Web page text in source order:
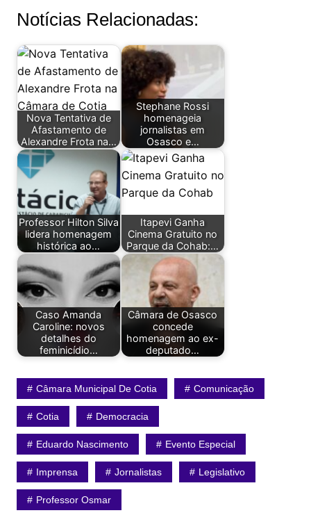
Notícias Relacionadas:
Nova Tentativa de
Afastamento de
Alexandre Frota na…
Stephane Rossi
homenageia
jornalistas em
Osasco e…
Professor Hilton Silva
lidera homenagem
histórica ao…
Itapevi Ganha
Cinema Gratuito no
Parque da Cohab:…
Caso Amanda
Caroline: novos
detalhes do
feminicídio…
Câmara de Osasco
concede
homenagem ao ex-
deputado…
Câmara Municipal De Cotia Comunicação
Cotia Democracia
Eduardo Nascimento Evento Especial
Imprensa Jornalistas Legislativo
Professor Osmar